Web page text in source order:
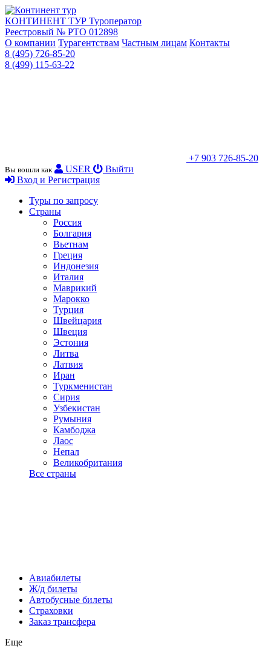
КОНТИНЕНТ ТУР Туроператор
Реестровый № РТО 012898
О компании Турагентствам Частным лицам Контакты
8 (495) 726-85-20
8 (499) 115-63-22
+7 903 726-85-20
Вы вошли как USER
Выйти
Вход и Регистрация
Туры по запросу
Страны
Россия
Болгария
Вьетнам
Греция
Индонезия
Италия
Маврикий
Марокко
Турция
Швейцария
Швеция
Эстония
Литва
Латвия
Иран
Туркменистан
Сирия
Узбекистан
Румыния
Камбоджа
Лаос
Непал
Великобритания
Все страны
Авиабилеты
Ж/д билеты
Автобусные билеты
Страховки
Заказ трансфера
Еще